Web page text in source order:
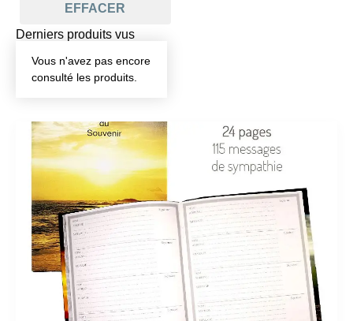
Pochettes
Registres
EFFACER
Derniers produits vus
Vous n'avez pas encore
consulté les produits.